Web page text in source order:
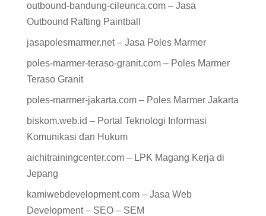
outbound-bandung-cileunca.com – Jasa
Outbound Rafting Paintball
jasapolesmarmer.net – Jasa Poles Marmer
poles-marmer-teraso-granit.com – Poles Marmer
Teraso Granit
poles-marmer-jakarta.com – Poles Marmer Jakarta
biskom.web.id – Portal Teknologi Informasi
Komunikasi dan Hukum
aichitrainingcenter.com – LPK Magang Kerja di
Jepang
kamiwebdevelopment.com – Jasa Web
Development – SEO – SEM